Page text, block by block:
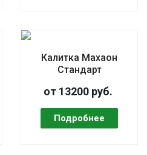
Калитка Махаон
Стандарт
от 13200 руб.